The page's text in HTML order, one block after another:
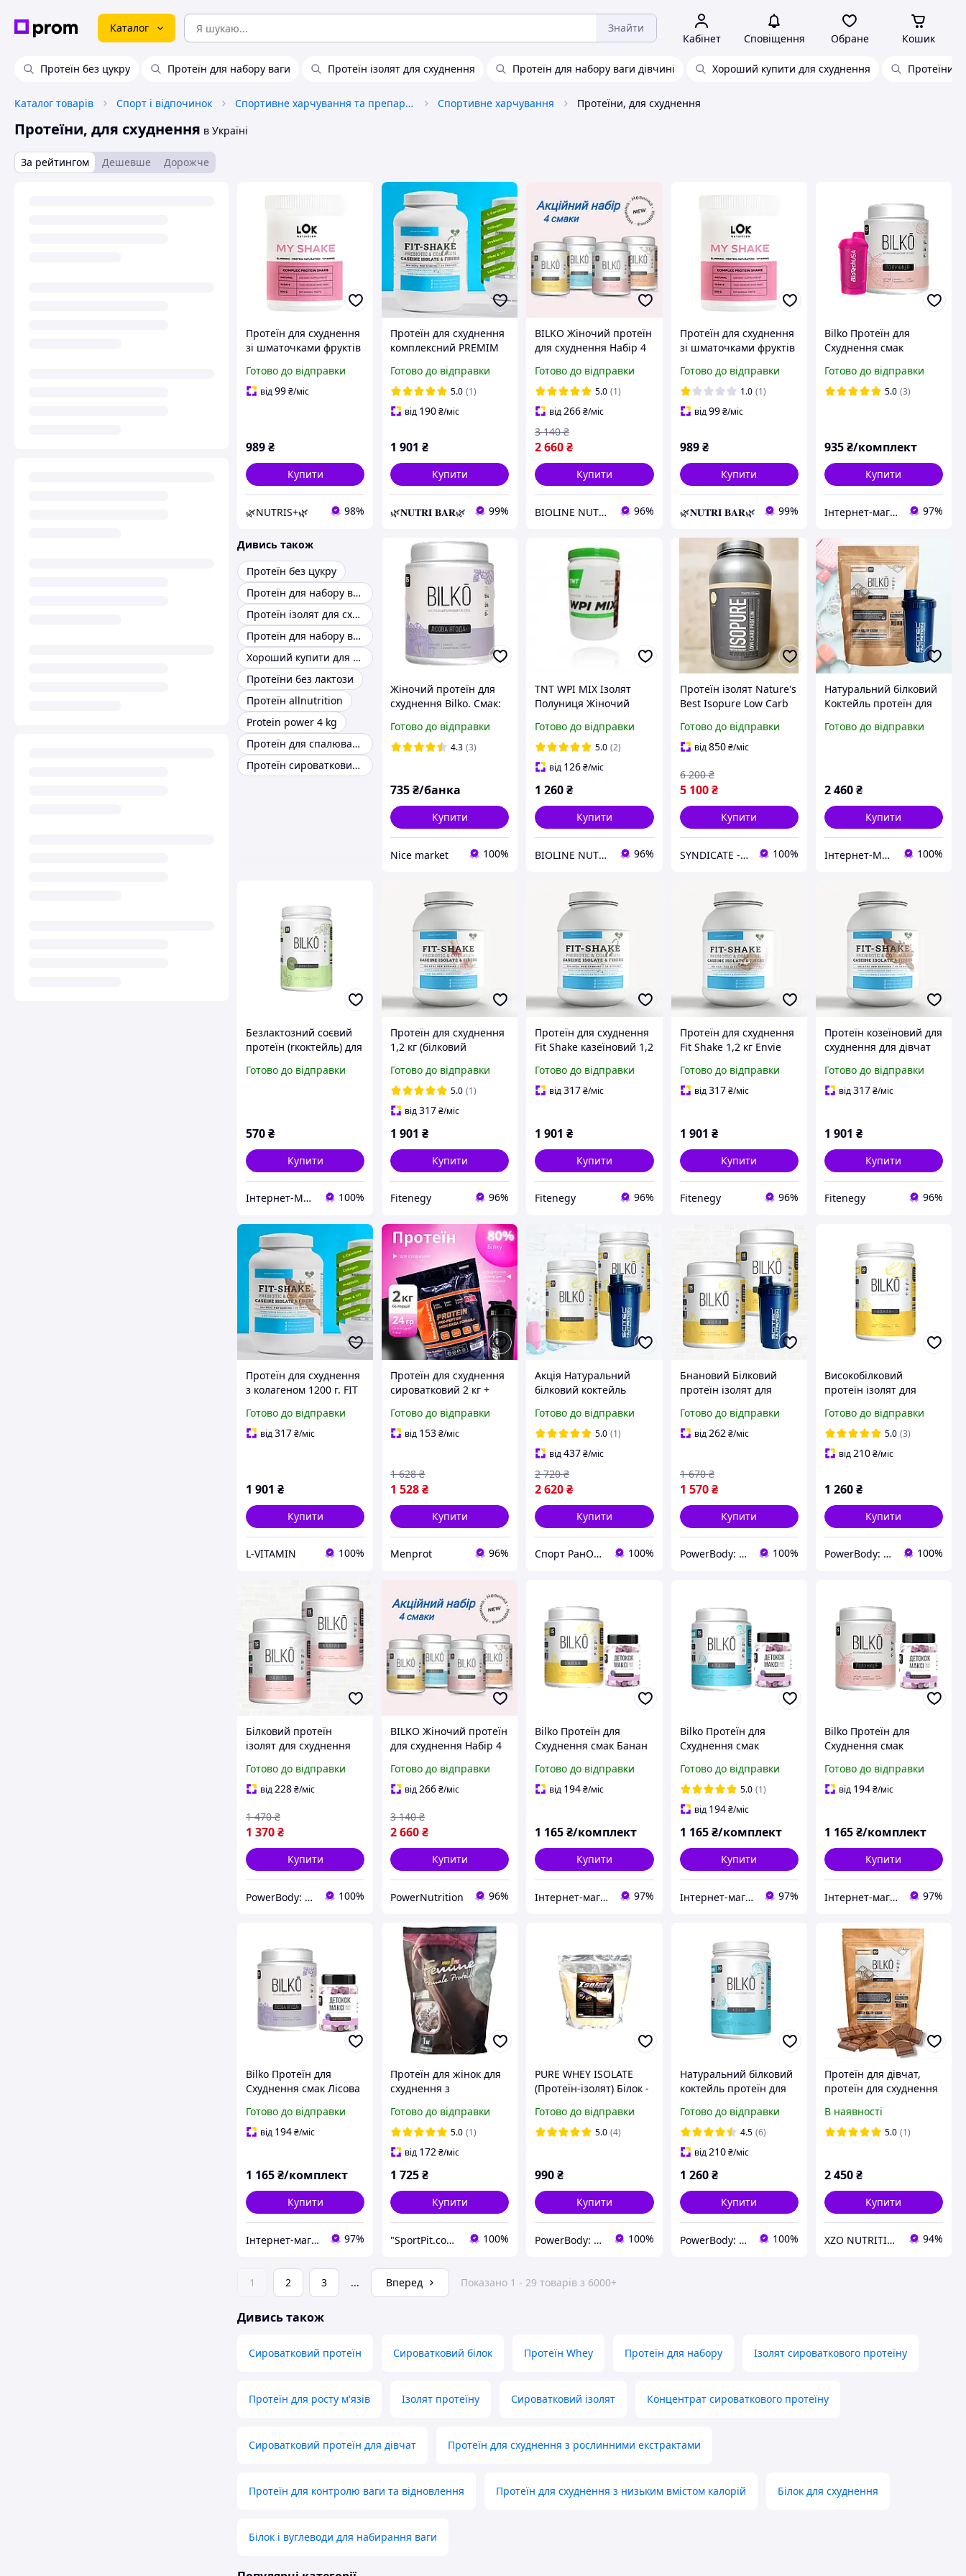
Каталог Знайти
Кабінет Сповіщення Обране Кошик
Протеїн без цукру Протеїн для набору ваги Протеїн ізолят для схуднення Протеїн для набору ваги дівчині Хороший купити для схуднення Протеїни
Каталог товарів Спорт і відпочинок Спортивне харчування та препарати Спортивне харчування Протеїни, для схуднення
Протеїни, для схуднення в Україні
За рейтингом Дешевше Дорожче
Протеїн для схуднення
зі шматочками фруктів
коктейль для зниження
ваги LOK Nutrition 500
Готово до відправки
від99₴/міс
989₴
Купити
🌿NUTRIS+🌿 98%
Протеїн для схуднення
комплексний PREMIM
EN`VIE LAB ваніль
Готово до відправки
5.0 (1)
від 190₴/міс
1 901 ₴
Купити
🌿𝐍𝐔𝐓𝐑𝐈 𝐁𝐀𝐑🌿 99%
BILKO Жіночий протеїн
для схуднення Набір 4
Сироватковий коктейль
з вітамінами Смаки:
Банан, Ваніль,
Готово до відправки
5.0 (1)
від266₴/міс
2 660₴
3 140 ₴
Купити
BIOLINE NUTRITION 96%
Протеїн для схуднення
зі шматочками фруктів
коктейль для зниження
ваги LOK Nutrition 500
г. Молочни
Готово до відправки
1.0 (1)
від99 ₴/міс
989 ₴
Купити
🌿𝐍𝐔𝐓𝐑𝐈 𝐁𝐀𝐑🌿 99%
Bilko Протеїн для
Схуднення смак
Шейкер
Готово до відправки
5.0 (3)
935₴/комплект
Купити
Інтернет-магазин Salsa-market 97%
Дивись також
Протеїн без цукру
Протеїн для набору ваги
Протеїн ізолят для схуднення
Протеїн для набору ваги дівчині
Хороший купити для схуднення
Протеїни без лактози
Протеїн allnutrition
Protein power 4 kg
Протеїн для спалювання жиру
Протеїн сироватковий для схуднення
Жіночий протеїн для
схуднення Bilko. Смак:
450гр. 15 порцій
Готово до відправки
4.3 (3)
735₴/банка
Купити
Nice market 100%
TNT WPI MIX Ізолят
Полуниця Жіночий
схуднення
Готово до відправки
5.0 (2)
від 126₴/міс
1 260₴
Купити
BIOLINE NUTRITION 96%
Протеїн ізолят Nature's
Best Isopure Low Carb
для схуднення без
цукру та жирів
Готово до відправки
від850 ₴/міс
5 100 ₴
6 200 ₴
Купити
SYNDICATE - Магазин спортивного харчування 100%
Натуральний білковий
Коктейль протеїн для
Шоколад 1.8 кг +
Готово до відправки
2 460₴
Купити
Iнтернет-Магазин АВС-SportFood Твій Помічник по Спортивному Харчуванню 100%
Безлактозний соєвий
протеїн (rкоктейль) для
живлення Bilko Soy
Готово до відправки
570₴
Купити
Iнтернет-Магазин АВС-SportFood Твій Помічник по Спортивному Харчуванню 100%
Протеїн для схуднення
1,2 кг (білковий
для дівчат Fit Shake
Envie Lab
Готово до відправки
5.0 (1)
від317₴/міс
1 901 ₴
Купити
Fitenegy 96%
Протеїн для схуднення
Fit Shake казеїновий 1,2
Готово до відправки
від317₴/міс
1 901 ₴
Купити
Fitenegy 96%
Протеїн для схуднення
Fit Shake 1,2 кг Envie
Готово до відправки
від317 ₴/міс
1 901 ₴
Купити
Fitenegy 96%
Протеїн козеїновий для
схуднення для дівчат
Готово до відправки
від317₴/міс
1 901 ₴
Купити
Fitenegy 96%
Протеїн для схуднення
з колагеном 1200 г. FIT
карамель
Готово до відправки
від317₴/міс
1 901 ₴
Купити
L-VITAMIN 100%
Протеїн для схуднення
сироватковий 2 кг +
Німеччина
Готово до відправки
від 153₴/міс
1 528₴
1 628 ₴
Купити
Menprot 96%
Акція Натуральний
білковий коктейль
схуднення Bilko 2х0,9 кг
і шейкер
Готово до відправки
5.0 (1)
від437₴/міс
2 620₴
2 720 ₴
Купити
Спорт РанОк Інтернет-магазин натурального спортивного харчування 100%
Бнановий Білковий
протеїн ізолят для
гр з шейкером у
комплекті
Готово до відправки
від262 ₴/міс
1 570 ₴
1 670 ₴
Купити
PowerBody: Спортивное питание Без Переплат 100%
Високобілковий
протеїн ізолят для
заміни живлення Bilko
0,9 кг Банан
Готово до відправки
5.0 (3)
від210₴/міс
1 260₴
Купити
PowerBody: Спортивное питание Без Переплат 100%
Білковий протеїн
ізолят для схуднення
Готово до відправки
від228₴/міс
1 370₴
1 470 ₴
Купити
PowerBody: Спортивное питание Без Переплат 100%
BILKO Жіночий протеїн
для схуднення Набір 4
Сироватковий коктейль
з вітамінами Смаки:
Готово до відправки
від266₴/міс
2 660₴
3 140 ₴
Купити
PowerNutrition 96%
Bilko Протеїн для
Схуднення смак Банан
Bilko 60 капсул
Готово до відправки
від 194₴/міс
1 165₴/комплект
Купити
Інтернет-магазин Salsa-market 97%
Bilko Протеїн для
Схуднення смак
Детоксік Максі Bilko 60
капсул
Готово до відправки
5.0 (1)
від 194 ₴/міс
1 165 ₴/комплект
Купити
Інтернет-магазин Salsa-market 97%
Bilko Протеїн для
Схуднення смак
Детоксік Максі Bilko 60
капсул
Готово до відправки
від 194₴/міс
1 165₴/комплект
Купити
Інтернет-магазин Salsa-market 97%
Bilko Протеїн для
Схуднення смак Лісова
Максі Bilko 60 капсул
Готово до відправки
від 194₴/міс
1 165₴/комплект
Купити
Інтернет-магазин Salsa-market 97%
Протеїн для жінок для
схуднення з
Power Pro Femine
Protein 1000g
Готово до відправки
5.0 (1)
від 172₴/міс
1 725₴
Купити
"SportPit.com.ua"- Интернет-магазин спортивного питания. 100%
PURE WHEY ISOLATE
(Протеїн-ізолят) Білок -
маса+рельєф POLAND
0,9 кг
Готово до відправки
5.0 (4)
990₴
Купити
PowerBody: Спортивное питание Без Переплат 100%
Натуральний білковий
коктейль протеїн для
кг без смакових
добавок
Готово до відправки
4.5 (6)
від210 ₴/міс
1 260 ₴
Купити
PowerBody: Спортивное питание Без Переплат 100%
Протеїн для дівчат,
протеїн для схуднення
В наявності
5.0 (1)
2 450₴
Купити
XZO NUTRITION 94%
1 2 3 ... Вперед Показано 1 - 29 товарів з 6000+
Дивись також
Сироватковий протеїн Сироватковий білок Протеїн Whey Протеїн для набору Ізолят сироваткового протеїну
Протеїн для росту м'язів Ізолят протеїну Сироватковий ізолят Концентрат сироваткового протеїну
Сироватковий протеїн для дівчат Протеїн для схуднення з рослинними екстрактами
Протеїн для контролю ваги та відновлення Протеїн для схуднення з низьким вмістом калорій Білок для схуднення
Білок і вуглеводи для набирання ваги